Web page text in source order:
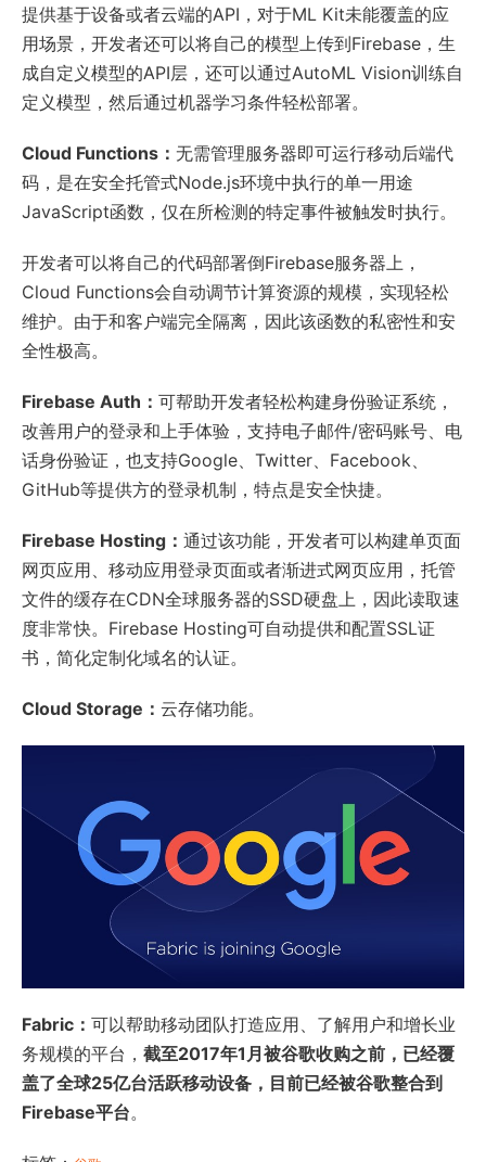
提供基于设备或者云端的API，对于ML Kit未能覆盖的应
用场景，开发者还可以将自己的模型上传到Firebase，生
成自定义模型的API层，还可以通过AutoML Vision训练自
定义模型，然后通过机器学习条件轻松部署。
Cloud Functions： 无需管理服务器即可运行移动后端代
码，是在安全托管式Node.js环境中执行的单一用途
JavaScript函数，仅在所检测的特定事件被触发时执行。
开发者可以将自己的代码部署倒Firebase服务器上，
Cloud Functions会自动调节计算资源的规模，实现轻松
维护。由于和客户端完全隔离，因此该函数的私密性和安
全性极高。
Firebase Auth： 可帮助开发者轻松构建身份验证系统，
改善用户的登录和上手体验，支持电子邮件/密码账号、电
话身份验证，也支持Google、Twitter、Facebook、
GitHub等提供方的登录机制，特点是安全快捷。
Firebase Hosting： 通过该功能，开发者可以构建单页面
网页应用、移动应用登录页面或者渐进式网页应用，托管
文件的缓存在CDN全球服务器的SSD硬盘上，因此读取速
度非常快。Firebase Hosting可自动提供和配置SSL证
书，简化定制化域名的认证。
Cloud Storage： 云存储功能。
Fabric： 可以帮助移动团队打造应用、了解用户和增长业
务规模的平台， 截至2017年1月被谷歌收购之前，已经覆
盖了全球25亿台活跃移动设备，目前已经被谷歌整合到
Firebase平台。